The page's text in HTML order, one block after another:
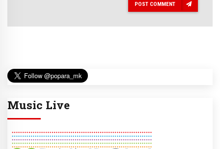
POST COMMENT
Music Live